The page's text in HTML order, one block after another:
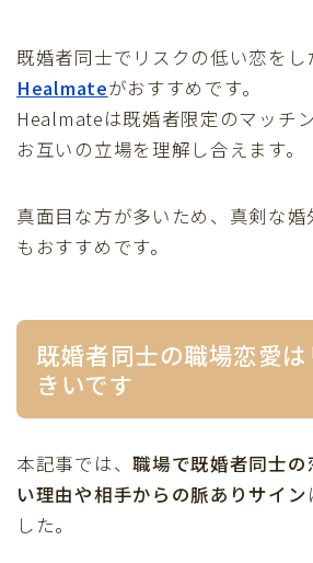
既婚者同士でリスクの低い恋を
Healmateがおすすめです。
Healmateは既婚者限定のマッチ
お互いの立場を理解し合えます。
真面目な方が多いため、真剣な
もおすすめです。
既婚者同士の職場恋愛
きいです
本記事では、職場で既婚者同士
い理由や相手からの脈ありサイン
した。